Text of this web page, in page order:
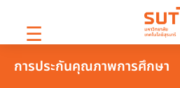
☰
การประกันคุณภาพการศึกษา